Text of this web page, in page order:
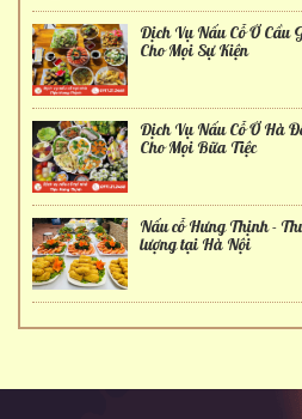
Dịch Vụ Nấu Cỗ Ở Cầu
Cho Mọi Sự Kiện
Dịch Vụ Nấu Cỗ Ở Hà
Cho Mọi Bữa Tiệc
Nấu cỗ Hưng Thịnh -
lượng tại Hà Nội